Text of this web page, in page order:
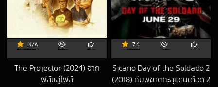
N/A
The Projector (2024) จาก
ฟิล์มสู่ไฟล์
7.4
Sicario Day of the Soldado 2
(2018) ทีมพิฆาตทะลุแดนเดือด 2